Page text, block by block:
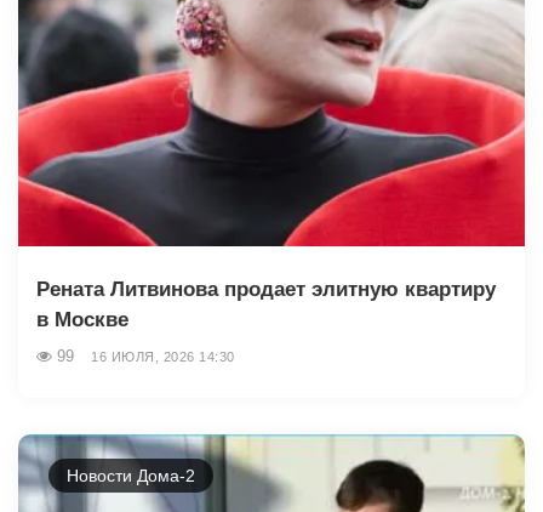
Рената Литвинова продает элитную квартиру
в Москве
99 16 ИЮЛЯ, 2026 14:30
Новости Дома-2